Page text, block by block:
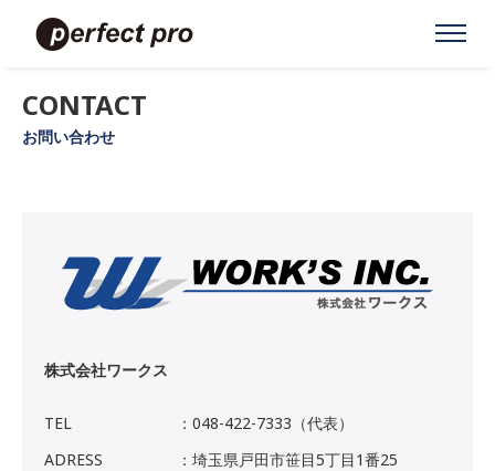
CONTACT
お問い合わせ
株式会社ワークス
TEL
：048-422-7333（代表）
ADRESS
：埼玉県戸田市笹目5丁目1番25